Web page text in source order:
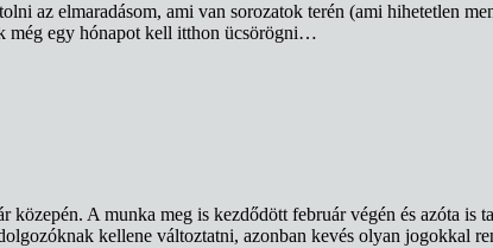
az elmaradásom, ami van sorozatok terén (ami hihetetlen
még egy hónapot kell itthon ücsörögni…
A munka meg is kezdődött február végén és azóta is
kellene változtatni, azonban kevés olyan jogokkal